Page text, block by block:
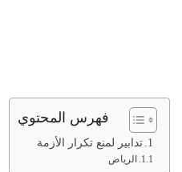
فهرس المحتوي
تدابير لمنع تكرار الأزمة
الرياض